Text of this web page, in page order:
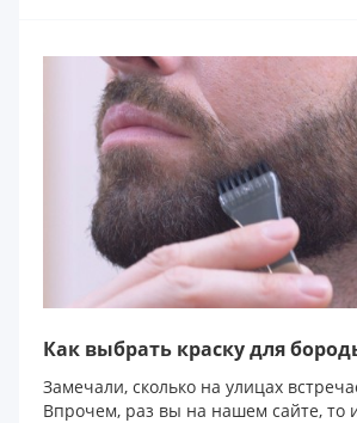
Как выбрать краску для
Замечали, сколько на улицах
Впрочем, раз вы на нашем сайте, то